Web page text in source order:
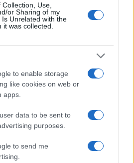
Use,
or Sharing of my
Unrelated with the
was collected.
to enable storage
like cookies on web or
apps.
data to be sent to
purposes.
to send me
il Lazio torna in zona
Approvato il nuovo
legge anti-Covid
san basilio ultime-notizie